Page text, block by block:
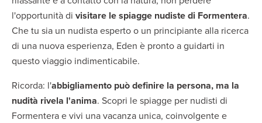
l'opportunità di visitare le spiagge nudiste di Formentera.
Che tu sia un nudista esperto o un principiante alla ricerca
di una nuova esperienza, Eden è pronto a guidarti in
questo viaggio indimenticabile.
Ricorda: l'abbigliamento può definire la persona, ma la
nudità rivela l'anima. Scopri le spiagge per nudisti di
Formentera e vivi una vacanza unica, coinvolgente e